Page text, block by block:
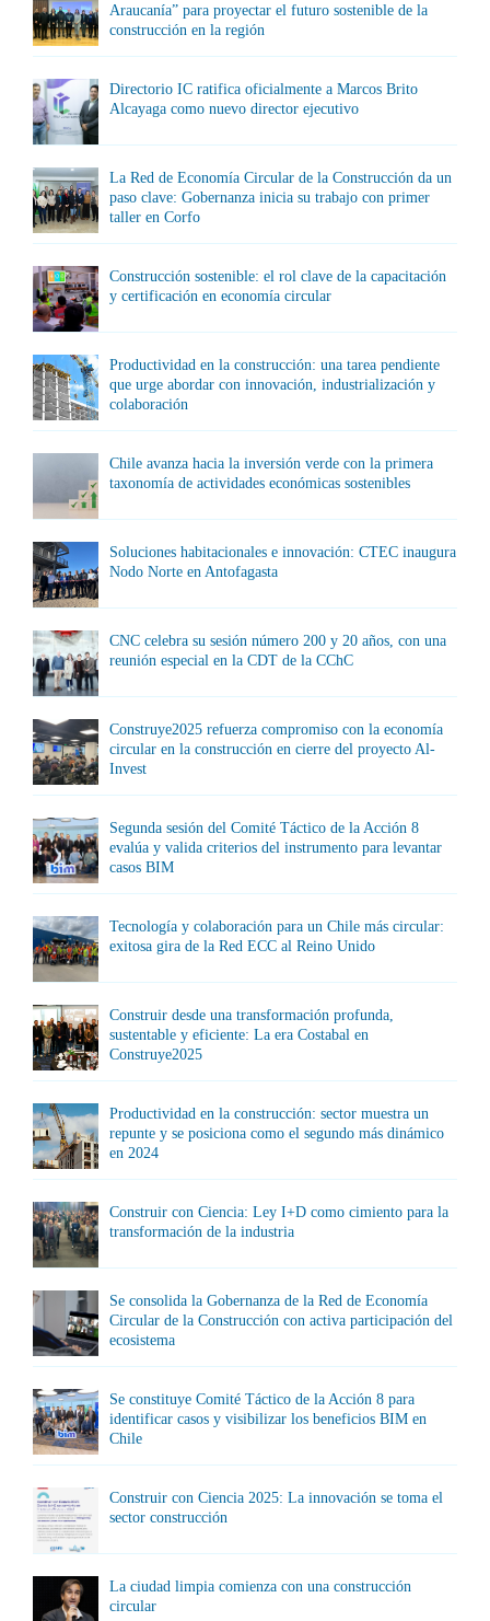
Araucanía” para proyectar el futuro sostenible de la
construcción en la región
Directorio IC ratifica oficialmente a Marcos Brito
Alcayaga como nuevo director ejecutivo
La Red de Economía Circular de la Construcción da un
paso clave: Gobernanza inicia su trabajo con primer
taller en Corfo
Construcción sostenible: el rol clave de la capacitación
y certificación en economía circular
Productividad en la construcción: una tarea pendiente
que urge abordar con innovación, industrialización y
colaboración
Chile avanza hacia la inversión verde con la primera
taxonomía de actividades económicas sostenibles
Soluciones habitacionales e innovación: CTEC inaugura
Nodo Norte en Antofagasta
CNC celebra su sesión número 200 y 20 años, con una
reunión especial en la CDT de la CChC
Construye2025 refuerza compromiso con la economía
circular en la construcción en cierre del proyecto Al-
Invest
Segunda sesión del Comité Táctico de la Acción 8
evalúa y valida criterios del instrumento para levantar
casos BIM
Tecnología y colaboración para un Chile más circular:
exitosa gira de la Red ECC al Reino Unido
Construir desde una transformación profunda,
sustentable y eficiente: La era Costabal en
Construye2025
Productividad en la construcción: sector muestra un
repunte y se posiciona como el segundo más dinámico
en 2024
Construir con Ciencia: Ley I+D como cimiento para la
transformación de la industria
Se consolida la Gobernanza de la Red de Economía
Circular de la Construcción con activa participación del
ecosistema
Se constituye Comité Táctico de la Acción 8 para
identificar casos y visibilizar los beneficios BIM en
Chile
Construir con Ciencia 2025: La innovación se toma el
sector construcción
La ciudad limpia comienza con una construcción
circular